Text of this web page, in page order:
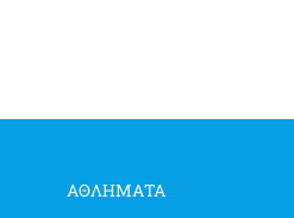
ΑΘΛΗΜΑΤΑ